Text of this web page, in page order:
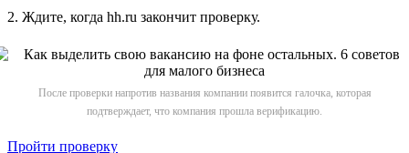
2. Ждите, когда hh.ru закончит проверку.
После проверки напротив названия компании появится галочка, которая
подтверждает, что компания прошла верификацию.
Пройти проверку